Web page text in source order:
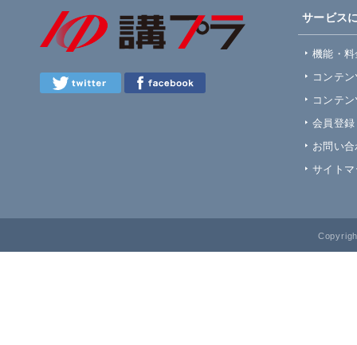
サービス
機能・
コンテ
コンテ
会員登録
お問い
サイトマ